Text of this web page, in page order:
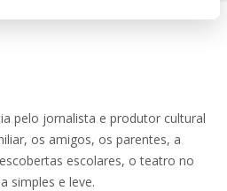
pelo jornalista e produtor cultural
os amigos, os parentes, a
escolares, o teatro no
simples e leve.